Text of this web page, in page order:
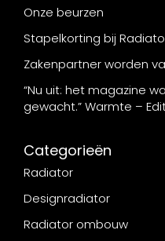
Onze beurzen
Stapelkorting bij
Zakenpartner worden
“Nu uit: het magazine
gewacht.” Warmte –
Categorieën
Radiator
Designradiator
Radiator ombouw